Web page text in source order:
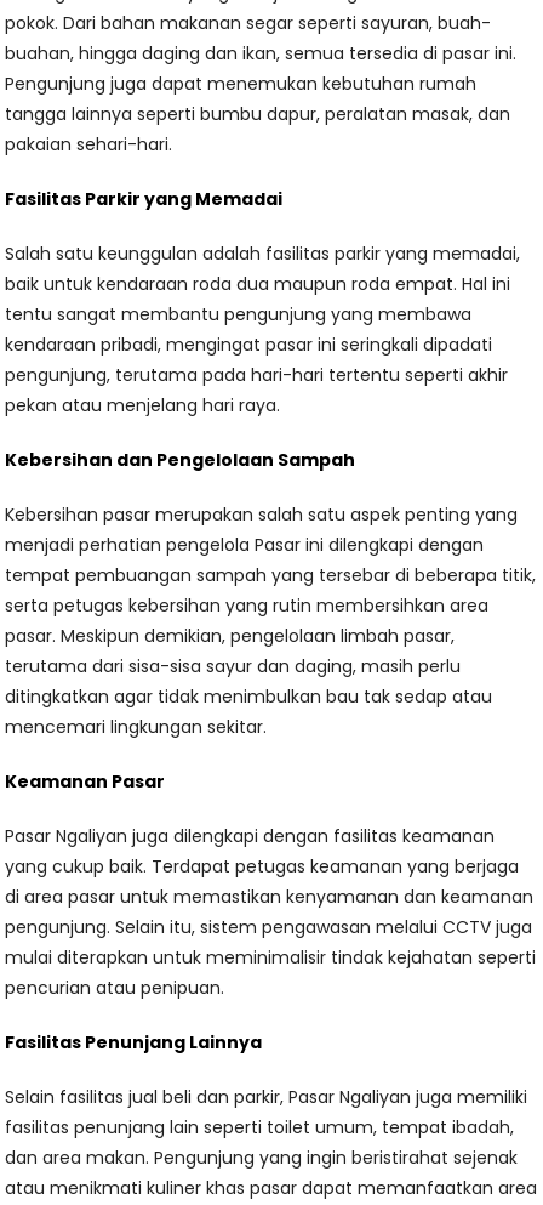
pokok. Dari bahan makanan segar seperti sayuran, buah-
buahan, hingga daging dan ikan, semua tersedia di pasar ini.
Pengunjung juga dapat menemukan kebutuhan rumah
tangga lainnya seperti bumbu dapur, peralatan masak, dan
pakaian sehari-hari.
Fasilitas Parkir yang Memadai
Salah satu keunggulan adalah fasilitas parkir yang memadai,
baik untuk kendaraan roda dua maupun roda empat. Hal ini
tentu sangat membantu pengunjung yang membawa
kendaraan pribadi, mengingat pasar ini seringkali dipadati
pengunjung, terutama pada hari-hari tertentu seperti akhir
pekan atau menjelang hari raya.
Kebersihan dan Pengelolaan Sampah
Kebersihan pasar merupakan salah satu aspek penting yang
menjadi perhatian pengelola Pasar ini dilengkapi dengan
tempat pembuangan sampah yang tersebar di beberapa titik,
serta petugas kebersihan yang rutin membersihkan area
pasar. Meskipun demikian, pengelolaan limbah pasar,
terutama dari sisa-sisa sayur dan daging, masih perlu
ditingkatkan agar tidak menimbulkan bau tak sedap atau
mencemari lingkungan sekitar.
Keamanan Pasar
Pasar Ngaliyan juga dilengkapi dengan fasilitas keamanan
yang cukup baik. Terdapat petugas keamanan yang berjaga
di area pasar untuk memastikan kenyamanan dan keamanan
pengunjung. Selain itu, sistem pengawasan melalui CCTV juga
mulai diterapkan untuk meminimalisir tindak kejahatan seperti
pencurian atau penipuan.
Fasilitas Penunjang Lainnya
Selain fasilitas jual beli dan parkir, Pasar Ngaliyan juga memiliki
fasilitas penunjang lain seperti toilet umum, tempat ibadah,
dan area makan. Pengunjung yang ingin beristirahat sejenak
atau menikmati kuliner khas pasar dapat memanfaatkan area